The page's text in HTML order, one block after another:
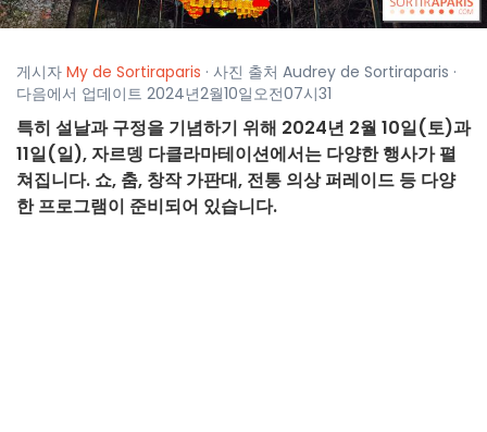
게시자 My de Sortiraparis · 사진 출처 Audrey de Sortiraparis ·
다음에서 업데이트 2024년2월10일오전07시31
특히 설날과 구정을 기념하기 위해 2024년 2월 10일(토)과
11일(일), 자르뎅 다클라마테이션에서는 다양한 행사가 펼
쳐집니다. 쇼, 춤, 창작 가판대, 전통 의상 퍼레이드 등 다양
한 프로그램이 준비되어 있습니다.